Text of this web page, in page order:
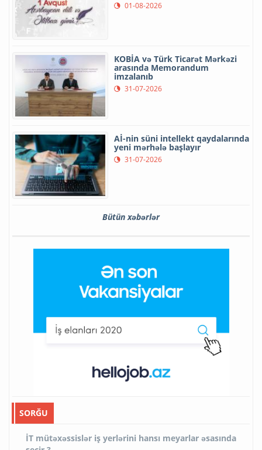
01-08-2026
KOBİA və Türk Ticarət Mərkəzi
arasında Memorandum
imzalanıb
31-07-2026
Aİ-nin süni intellekt qaydalarında
yeni mərhələ başlayır
31-07-2026
Bütün xəbərlər
SORĞU
İT mütəxəssislər iş yerlərini hansı meyarlar əsasında